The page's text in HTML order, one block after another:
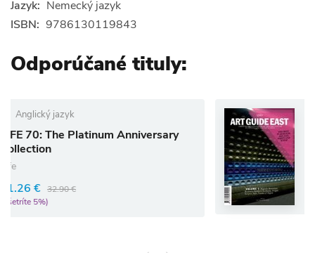
Jazyk: Nemecký jazyk
ISBN: 9786130119843
Odporúčané tituly:
Anniversary
Anglický jazyk
spike Art Guide
Rôzni autori (editori)
26.31 € 27.69 €
(ušetríte 5%)